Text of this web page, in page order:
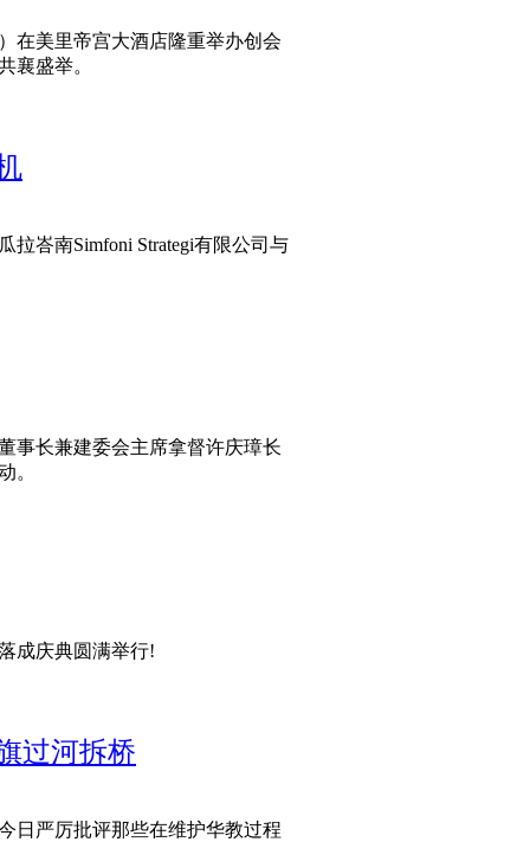
在美里帝宫大酒店隆重举办创会
襄盛举。
峇南Simfoni Strategi有限公司与
事长兼建委会主席拿督许庆璋长
。
成庆典圆满举行!
过河拆桥
日严厉批评那些在维护华教过程